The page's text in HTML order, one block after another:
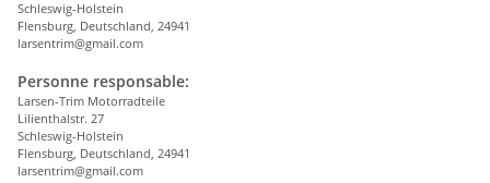
Schleswig-Holstein
Flensburg, Deutschland, 24941
larsentrim@gmail.com
Personne responsable:
Larsen-Trim Motorradteile
Lilienthalstr. 27
Schleswig-Holstein
Flensburg, Deutschland, 24941
larsentrim@gmail.com